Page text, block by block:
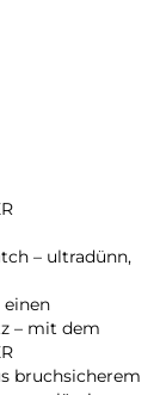
– ultradünn,
einen
– mit dem
bruchsicherem